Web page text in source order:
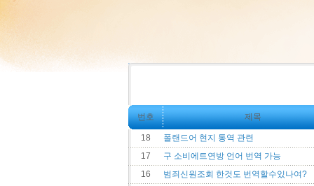
번호 제목
18
폴랜드어 현지 통역 관련
17
구 소비에트연방 언어 번역 가능
16
범죄신원조회 한것도 번역할수있나여?